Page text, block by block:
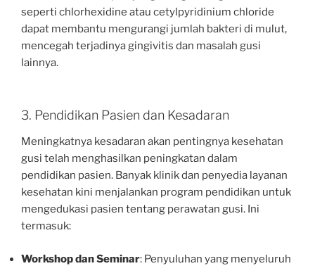
seperti chlorhexidine atau cetylpyridinium chloride
dapat membantu mengurangi jumlah bakteri di mulut,
mencegah terjadinya gingivitis dan masalah gusi
lainnya.
3. Pendidikan Pasien dan Kesadaran
Meningkatnya kesadaran akan pentingnya kesehatan
gusi telah menghasilkan peningkatan dalam
pendidikan pasien. Banyak klinik dan penyedia layanan
kesehatan kini menjalankan program pendidikan untuk
mengedukasi pasien tentang perawatan gusi. Ini
termasuk:
Workshop dan Seminar: Penyuluhan yang menyeluruh